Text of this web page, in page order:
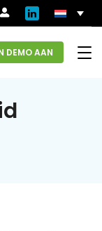
DEMO AAN